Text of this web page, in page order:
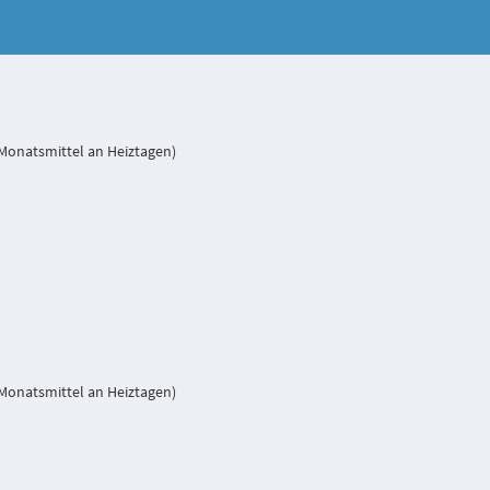
an Heiztagen)
an Heiztagen)